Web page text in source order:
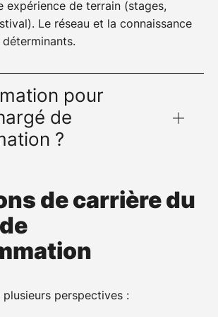
expérience de terrain (stages,
Le réseau et la connaissance
pour
de
?
dans le management des
et du spectacle vivant est un
car elle couvre la programmation,
diffusion et le développement
leMBA Manager des Industries
et de la production, au contact
de carrière du
perspectives :